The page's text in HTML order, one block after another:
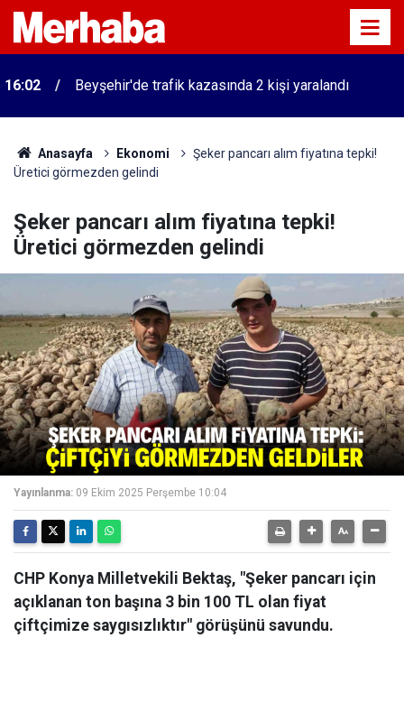
16:02 Beyşehir'de trafik kazasında 2 kişi yaralandı
Anasayfa Ekonomi
Şeker pancarı alım fiyatına tepki!
Üretici görmezden gelindi
Şeker pancarı alım fiyatına tepki!
Üretici görmezden gelindi
Yayınlanma: 09 Ekim 2025 Perşembe 10:04
CHP Konya Milletvekili Bektaş, "Şeker pancarı için
açıklanan ton başına 3 bin 100 TL olan fiyat
çiftçimize saygısızlıktır" görüşünü savundu.